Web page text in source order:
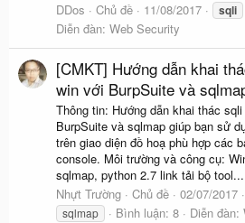
DDos
Chủ đề 11/08/2017 sqli
Diễn đàn: Web Security
[CMKT] Hướng dẫn khai
win với BurpSuite và
Thông tin: Hướng dẫn khai thác
BurpSuite và sqlmap giúp bạn sử
trên giao diện đồ hoạ phù hợp các
console. Môi trường và công cụ:
sqlmap, python 2.7 link tải bộ tool...
Nhựt Trường
Chủ đề 02/07/2017
sqlmap Bình luận: 8 Diễn đàn: